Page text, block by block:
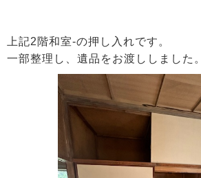
上記2階和室-の押し入れです。
一部整理し、遺品をお渡ししました。